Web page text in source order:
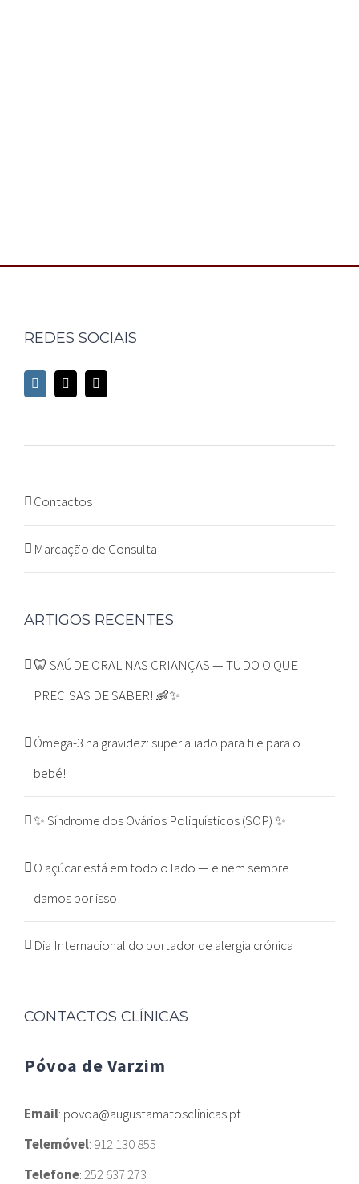
REDES SOCIAIS
Contactos
Marcação de Consulta
ARTIGOS RECENTES
🦷 SAÚDE ORAL NAS CRIANÇAS — TUDO O QUE
PRECISAS DE SABER! 👶✨
Ómega-3 na gravidez: super aliado para ti e para o
bebé!
✨ Síndrome dos Ovários Poliquísticos (SOP) ✨
O açúcar está em todo o lado — e nem sempre
damos por isso!
Dia Internacional do portador de alergia crónica
CONTACTOS CLÍNICAS
Póvoa de Varzim
Email: povoa@augustamatosclinicas.pt
Telemóvel: 912 130 855
Telefone: 252 637 273